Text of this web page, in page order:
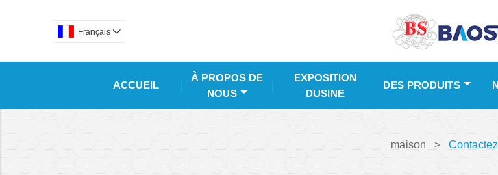
Français 
ACCUEIL
À PROPOS DE
NOUS
EXPOSITION
DUSINE
DES PRODUITS
maison >